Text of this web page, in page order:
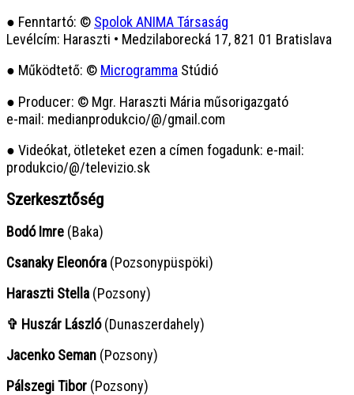
● Fenntartó: © Spolok ANIMA Társaság
Levélcím: Haraszti • Medzilaborecká 17, 821 01 Bratislava
● Működtető: © Microgramma Stúdió
● Producer: © Mgr. Haraszti Mária műsorigazgató
e-mail: medianprodukcio/@/gmail.com
● Videókat, ötleteket ezen a címen fogadunk: e-mail:
produkcio/@/televizio.sk
Szerkesztőség
Bodó Imre (Baka)
Csanaky Eleonóra (Pozsonypüspöki)
Haraszti Stella (Pozsony)
✞ Huszár László(Dunaszerdahely)
Jacenko Seman (Pozsony)
Pálszegi Tibor (Pozsony)